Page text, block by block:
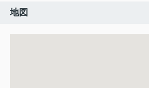
地図